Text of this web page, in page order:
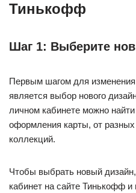
Тинькофф
Шаг 1: Выберите
Первым шагом для
является выбор нового
личном кабинете можно
оформления карты, от
коллекций.
Чтобы выбрать новый
кабинет на сайте Тинькофф и